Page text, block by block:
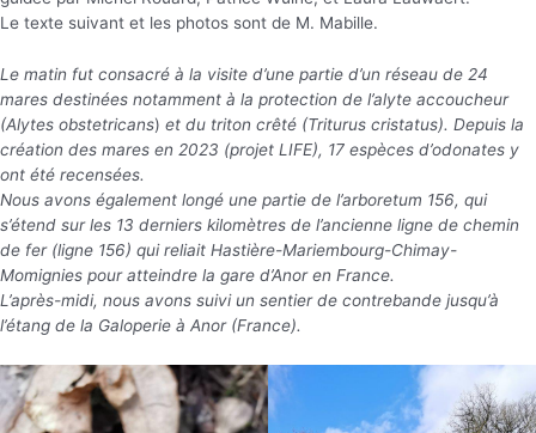
Le texte suivant et les photos sont de M. Mabille.
Le matin fut consacré à la visite d’une partie d’un réseau de 24
mares destinées notamment à la protection de l’alyte accoucheur
(Alytes obstetricans) et du triton crêté (Triturus cristatus). Depuis la
création des mares en 2023 (projet LIFE), 17 espèces d’odonates y
ont été recensées.
Nous avons également longé une partie de l’arboretum 156, qui
s’étend sur les 13 derniers kilomètres de l’ancienne ligne de chemin
de fer (ligne 156) qui reliait Hastière-Mariembourg-Chimay-
Momignies pour atteindre la gare d’Anor en France.
L’après-midi, nous avons suivi un sentier de contrebande jusqu’à
l’étang de la Galoperie à Anor (France).